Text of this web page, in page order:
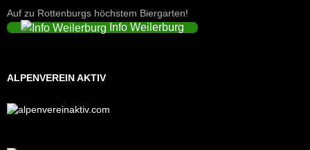
Auf zu Rottenburgs höchstem Biergarten!
Info Weilerburg
ALPENVEREIN AKTIV